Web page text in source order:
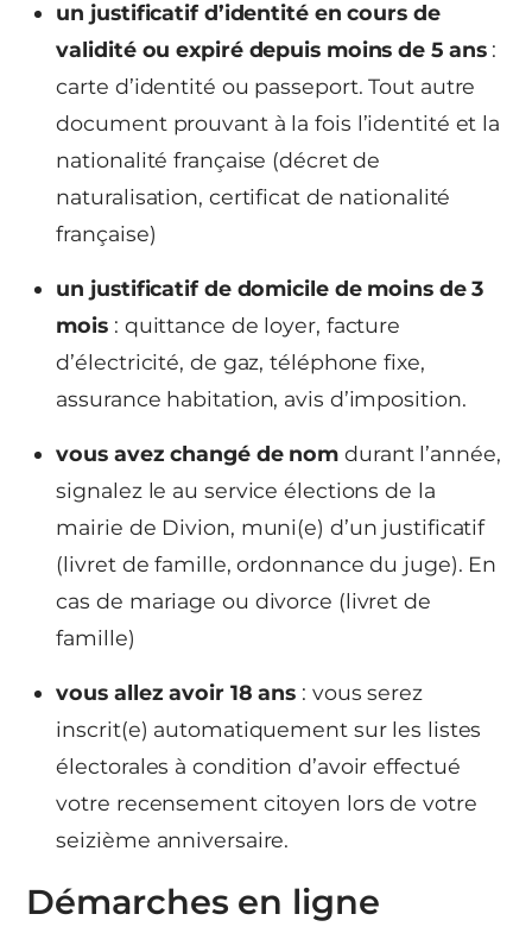
un justificatif d’identité en cours de
validité ou expiré depuis moins de 5 ans:
carte d’identité ou passeport. Tout autre
document prouvant à la fois l’identité et la
nationalité française (décret de
naturalisation, certificat de nationalité
française)
un justificatif de domicile de moins de 3
mois : quittance de loyer, facture
d’électricité, de gaz, téléphone fixe,
assurance habitation, avis d’imposition.
vous avez changé de nom durant l’année,
signalez le au service élections de la
mairie de Divion, muni(e) d’un justificatif
(livret de famille, ordonnance du juge). En
cas de mariage ou divorce (livret de
famille)
vous allez avoir 18 ans : vous serez
inscrit(e) automatiquement sur les listes
électorales à condition d’avoir effectué
votre recensement citoyen lors de votre
seizième anniversaire.
Démarches en ligne